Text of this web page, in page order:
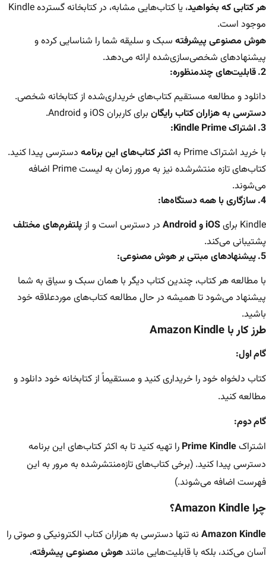
هر کتابی که بخواهید
، یا کتاب‌هایی مشابه، در کتابخانه گسترده Kindle
موجود است.
هوش مصنوعی پیشرفته سبک و سلیقه شما را شناسایی کرده و
پیشنهادهای شخصی‌سازی‌شده ارائه می‌دهد.
2. قابلیت‌های چندمنظوره:
دانلود و مطالعه مستقیم کتاب‌های خریداری‌شده از کتابخانه شخصی.
دسترسی به هزاران کتاب رایگان برای کاربران iOS و Android.
3. اشتراک Kindle Prime:
با خرید اشتراک Prime به
اکثر کتاب‌های این برنامه دسترسی پیدا کنید.
کتاب‌های تازه منتشرشده نیز به مرور زمان به لیست Prime اضافه
می‌شوند.
4. سازگاری با همه دستگاه‌ها:
Kindle برای
iOS و Android در دسترس است و ازپلتفرم‌های مختلف
پشتیبانی می‌کند.
5. پیشنهادهای مبتنی بر هوش مصنوعی:
با مطالعه هر کتاب، چندین کتاب دیگر با همان سبک و سیاق به شما
پیشنهاد می‌شود تا همیشه در حال مطالعه کتاب‌های موردعلاقه خود
باشید.
طرز کار با Amazon Kindle
گام اول:
کتاب دلخواه خود را خریداری کنید و مستقیماً از کتابخانه خود دانلود و
مطالعه کنید.
گام دوم:
اشتراکPrime Kindle را تهیه کنید تا به اکثر کتاب‌های این برنامه
دسترسی پیدا کنید. (برخی کتاب‌های تازه‌منتشرشده به مرور به این
فهرست اضافه می‌شوند.)
چرا Amazon Kindle؟
Amazon Kindle نه تنها دسترسی به هزاران کتاب الکترونیکی و صوتی را
آسان می‌کند، بلکه با قابلیت‌هایی مانندهوش مصنوعی پیشرفته،